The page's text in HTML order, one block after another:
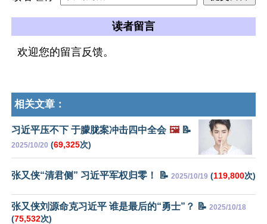
读者留言
欢迎您的留言反馈。
相关文章：
习近平压不下 于朦胧案冲击四中全会 🖼️📝
2025/10/20 (69,325次)
张又侠“清君侧” 习近平军权归零！ 📝 2025/10/19 (119,800次)
张又侠刘源命克习近平 谁是最后的“勇士”？ 📝 2025/10/18
(75,532次)